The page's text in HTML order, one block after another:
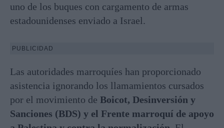
uno de los buques con cargamento de armas
estadounidenses enviado a Israel.
PUBLICIDAD
Las autoridades marroquíes han proporcionado
asistencia ignorando los llamamientos cursados
por el movimiento de Boicot, Desinversión y
Sanciones (BDS) y el Frente marroquí de apoyo